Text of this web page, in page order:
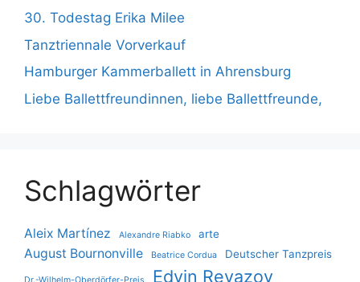
30. Todestag Erika Milee
Tanztriennale Vorverkauf
Hamburger Kammerballett in Ahrensburg
Liebe Ballettfreundinnen, liebe Ballettfreunde,
Schlagwörter
Aleix Martínez Alexandre Riabko arte
August Bournonville Beatrice Cordua Deutscher Tanzpreis
Dr.-Wilhelm-Oberdörfer-Preis Edvin Revazov